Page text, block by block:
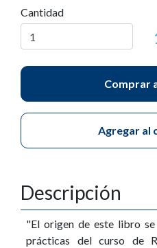
Cantidad
Comprar
Agregar al
Descripción
"El origen de este libro
prácticas del curso de